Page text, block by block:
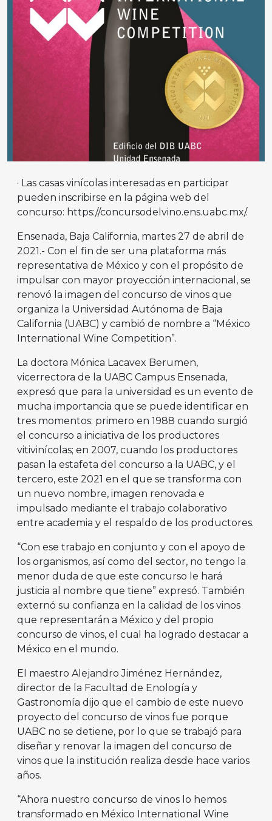
· Las casas vinícolas interesadas en participar
pueden inscribirse en la página web del
concurso: https://concursodelvino.ens.uabc.mx/.
Ensenada, Baja California, martes 27 de abril de
2021.- Con el fin de ser una plataforma más
representativa de México y con el propósito de
impulsar con mayor proyección internacional, se
renovó la imagen del concurso de vinos que
organiza la Universidad Autónoma de Baja
California (UABC) y cambió de nombre a “México
International Wine Competition”.
La doctora Mónica Lacavex Berumen,
vicerrectora de la UABC Campus Ensenada,
expresó que para la universidad es un evento de
mucha importancia que se puede identificar en
tres momentos: primero en 1988 cuando surgió
el concurso a iniciativa de los productores
vitivinícolas; en 2007, cuando los productores
pasan la estafeta del concurso a la UABC, y el
tercero, este 2021 en el que se transforma con
un nuevo nombre, imagen renovada e
impulsado mediante el trabajo colaborativo
entre academia y el respaldo de los productores.
“Con ese trabajo en conjunto y con el apoyo de
los organismos, así como del sector, no tengo la
menor duda de que este concurso le hará
justicia al nombre que tiene” expresó. También
externó su confianza en la calidad de los vinos
que representarán a México y del propio
concurso de vinos, el cual ha logrado destacar a
México en el mundo.
El maestro Alejandro Jiménez Hernández,
director de la Facultad de Enología y
Gastronomía dijo que el cambio de este nuevo
proyecto del concurso de vinos fue porque
UABC no se detiene, por lo que se trabajó para
diseñar y renovar la imagen del concurso de
vinos que la institución realiza desde hace varios
años.
“Ahora nuestro concurso de vinos lo hemos
transformado en México International Wine